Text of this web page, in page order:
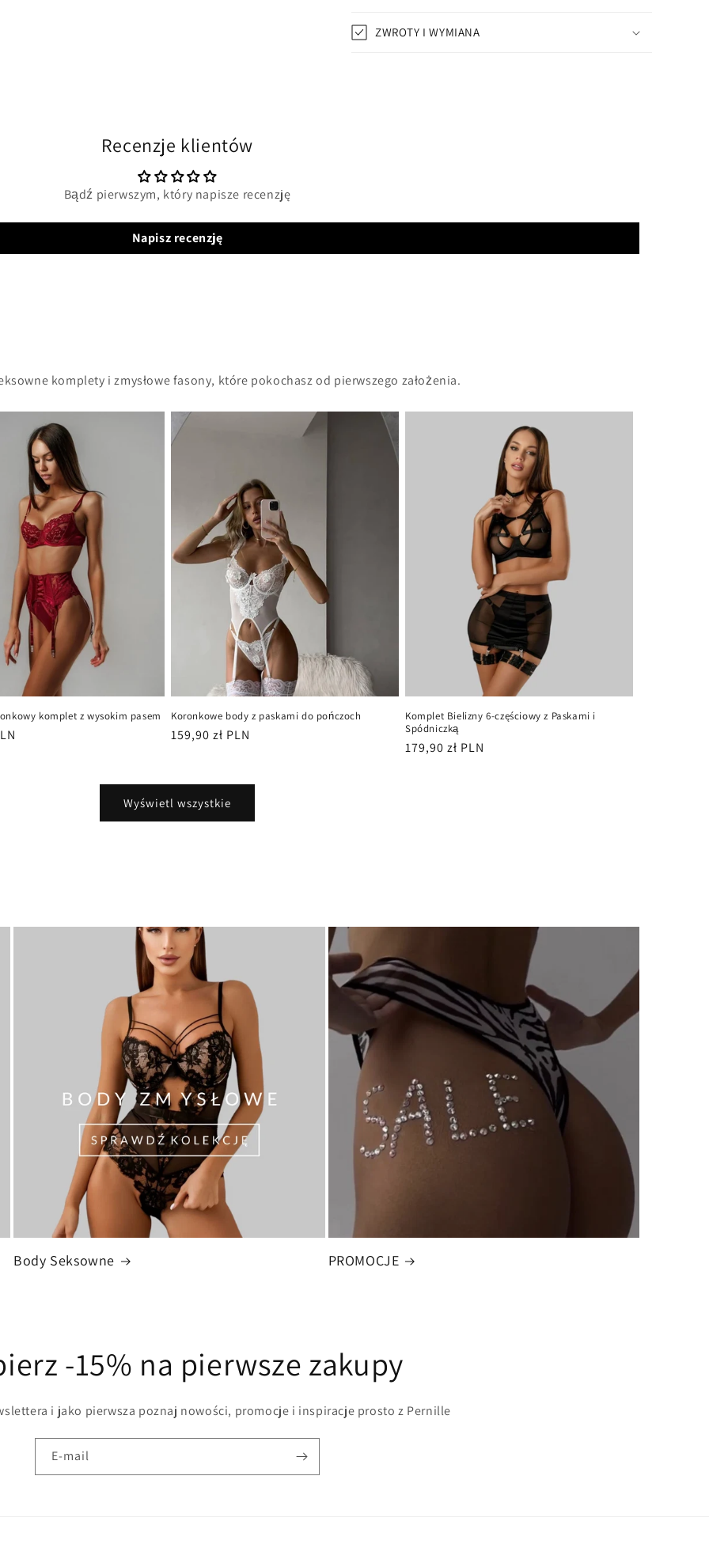
ZWROTY I WYMIANA
Recenzje klientów
Bądź pierwszym, który napisze recenzję
Napisz recenzję
komplety i zmysłowe fasony, które pokochasz od pierwszego założenia.
komplet z wysokim pasem Koronkowe body z paskami do pończoch
Cena
159,90 zł PLN
Komplet Bielizny 6-częściowy z Paskami i
Spódniczką
Cena
179,90 zł PLN
Wyświetl wszystkie
Body Seksowne PROMOCJE
-15% na pierwsze zakupy
i jako pierwsza poznaj nowości, promocje i inspiracje prosto z Pernille
E-mail